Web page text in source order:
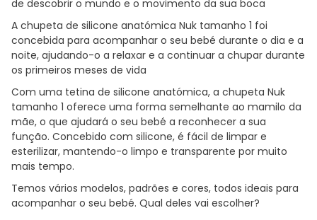
de descobrir o mundo e o movimento da sua boca
A chupeta de silicone anatómica Nuk tamanho 1 foi
concebida para acompanhar o seu bebé durante o dia e a
noite, ajudando-o a relaxar e a continuar a chupar durante
os primeiros meses de vida
Com uma tetina de silicone anatómica, a chupeta Nuk
tamanho 1 oferece uma forma semelhante ao mamilo da
mãe, o que ajudará o seu bebé a reconhecer a sua
função. Concebido com silicone, é fácil de limpar e
esterilizar, mantendo-o limpo e transparente por muito
mais tempo.
Temos vários modelos, padrões e cores, todos ideais para
acompanhar o seu bebé. Qual deles vai escolher?